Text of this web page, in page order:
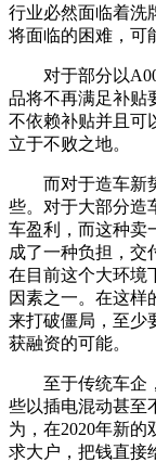
行业必然面临着洗
将面临的困难，可
对于部分以
品将不再满足补贴
不依赖补贴并且可
立于不败之地。
而对于造车新
些。对于大部分造
车盈利，而这种卖
成了一种负担，交
在目前这个大环境
因素之一。在这样
来打破僵局，至少
获融资的可能。
至于传统车企
些以插电混动甚至
为，在2020年新
求大户，把钱直接